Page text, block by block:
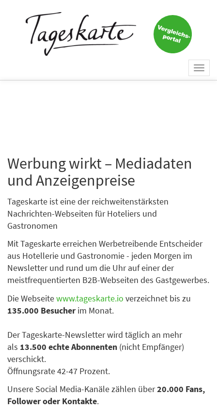
Werbung wirkt – Mediadaten
und Anzeigenpreise
Tageskarte ist eine der reichweitenstärksten
Nachrichten-Webseiten für Hoteliers und
Gastronomen
Mit Tageskarte erreichen Werbetreibende Entscheider
aus Hotellerie und Gastronomie - jeden Morgen im
Newsletter und rund um die Uhr auf einer der
meistfrequentierten B2B-Webseiten des Gastgewerbes.
Die Webseitewww.tageskarte.io verzeichnet bis zu
135.000 Besucher im Monat.
Der Tageskarte-Newsletter wird täglich an mehr
als 13.500 echte Abonnenten (nicht Empfänger)
verschickt.
Öffnungsrate 42-47 Prozent.
Unsere Social Media-Kanäle zählen über20.000 Fans,
Follower oder Kontakte.